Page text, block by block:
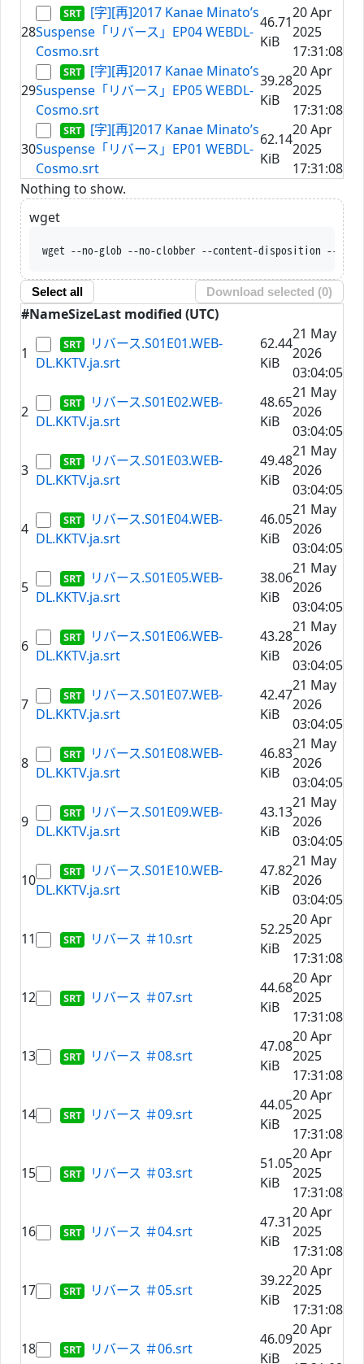
28
[字][再]2017 Kanae Minato’s
Suspense「リバース」EP04 WEBDL-
Cosmo.srt
46.71
KiB
20 Apr
2025
17:31:08
29
[字][再]2017 Kanae Minato’s
Suspense「リバース」EP05 WEBDL-
Cosmo.srt
39.28
KiB
20 Apr
2025
17:31:08
30
[字][再]2017 Kanae Minato’s
Suspense「リバース」EP01 WEBDL-
Cosmo.srt
62.14
KiB
20 Apr
2025
17:31:08
Nothing to show.
wget
wget --no-glob --no-clobber --content-disposition --trust-server-
Select all Download selected (0)
#NameSizeLast modified (UTC)
1
リバース.S01E01.WEB-
DL.KKTV.ja.srt
62.44
KiB
21 May
2026
03:04:05
2
リバース.S01E02.WEB-
DL.KKTV.ja.srt
48.65
KiB
21 May
2026
03:04:05
3
リバース.S01E03.WEB-
DL.KKTV.ja.srt
49.48
KiB
21 May
2026
03:04:05
4
リバース.S01E04.WEB-
DL.KKTV.ja.srt
46.05
KiB
21 May
2026
03:04:05
5
リバース.S01E05.WEB-
DL.KKTV.ja.srt
38.06
KiB
21 May
2026
03:04:05
6
リバース.S01E06.WEB-
DL.KKTV.ja.srt
43.28
KiB
21 May
2026
03:04:05
7
リバース.S01E07.WEB-
DL.KKTV.ja.srt
42.47
KiB
21 May
2026
03:04:05
8
リバース.S01E08.WEB-
DL.KKTV.ja.srt
46.83
KiB
21 May
2026
03:04:05
9
リバース.S01E09.WEB-
DL.KKTV.ja.srt
43.13
KiB
21 May
2026
03:04:05
10
リバース.S01E10.WEB-
DL.KKTV.ja.srt
47.82
KiB
21 May
2026
03:04:05
11 リバース ＃10.srt
52.25
KiB
20 Apr
2025
17:31:08
12 リバース ＃07.srt
44.68
KiB
20 Apr
2025
17:31:08
13 リバース ＃08.srt
47.08
KiB
20 Apr
2025
17:31:08
14 リバース ＃09.srt
44.05
KiB
20 Apr
2025
17:31:08
15 リバース ＃03.srt
51.05
KiB
20 Apr
2025
17:31:08
16 リバース ＃04.srt
47.31
KiB
20 Apr
2025
17:31:08
17 リバース ＃05.srt
39.22
KiB
20 Apr
2025
17:31:08
18 リバース ＃06.srt
46.09
KiB
20 Apr
2025